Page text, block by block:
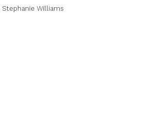
Stephanie Williams